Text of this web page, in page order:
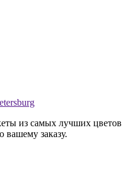
из самых лучших цветов
вашему заказу.